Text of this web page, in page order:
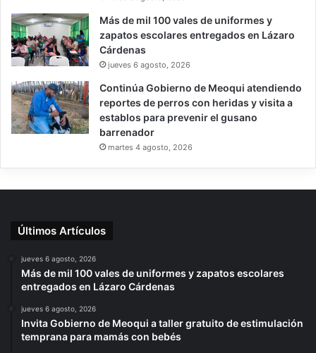
Más de mil 100 vales de uniformes y
zapatos escolares entregados en Lázaro
Cárdenas
jueves 6 agosto, 2026
Continúa Gobierno de Meoqui atendiendo
reportes de perros con heridas y visita a
establos para prevenir el gusano
barrenador
martes 4 agosto, 2026
Últimos Artículos
jueves 6 agosto, 2026
Más de mil 100 vales de uniformes y zapatos escolares
entregados en Lázaro Cárdenas
jueves 6 agosto, 2026
Invita Gobierno de Meoqui a taller gratuito de estimulación
temprana para mamás con bebés